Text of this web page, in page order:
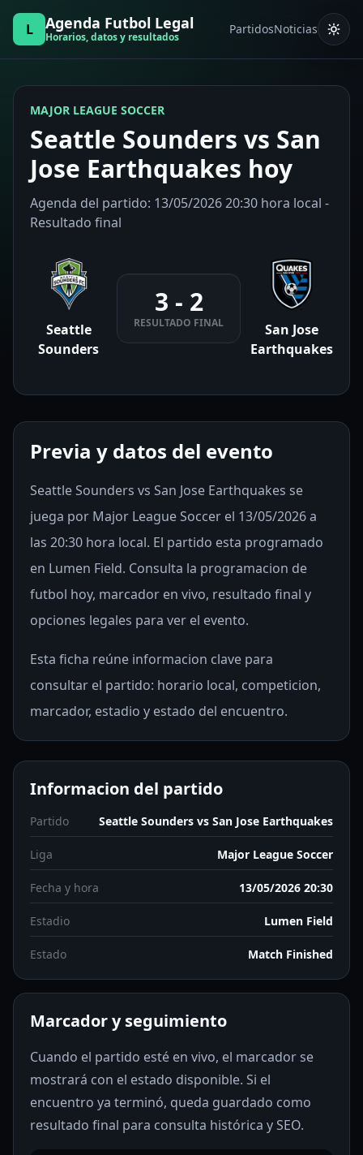
L Agenda Futbol Legal
Horarios, datos y resultados
PartidosNoticias
MAJOR LEAGUE SOCCER
Seattle Sounders vs San
Jose Earthquakes hoy
Agenda del partido: 13/05/2026 20:30 hora local -
Resultado final
Seattle
Sounders
3 - 2
RESULTADO FINAL
San Jose
Earthquakes
Previa y datos del evento
Seattle Sounders vs San Jose Earthquakes se
juega por Major League Soccer el 13/05/2026 a
las 20:30 hora local. El partido esta programado
en Lumen Field. Consulta la programacion de
futbol hoy, marcador en vivo, resultado final y
opciones legales para ver el evento.
Esta ficha reúne informacion clave para
consultar el partido: horario local, competicion,
marcador, estadio y estado del encuentro.
Informacion del partido
Partido Seattle Sounders vs San Jose Earthquakes
Liga Major League Soccer
Fecha y hora 13/05/2026 20:30
Estadio Lumen Field
Estado Match Finished
Marcador y seguimiento
Cuando el partido esté en vivo, el marcador se
mostrará con el estado disponible. Si el
encuentro ya terminó, queda guardado como
resultado final para consulta histórica y SEO.